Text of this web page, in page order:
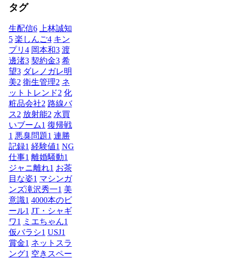
タグ
生配信6 上林誠知
5 楽しんご4 キン
プリ 4 岡本和3 渡
邊渚3 契約金3 希
望3 ダレノガレ明
美2 衛生管理2 ネ
ットトレンド2 化
粧品会社2 路線バ
ス2 放射能2 水買
いブーム1 復帰戦
1 悪臭問題1 連勝
記録1 経験値1 NG
仕事1 離婚騒動1
ジャニ離れ1 お茶
目な姿1 マシンガ
ンズ滝沢秀一1 美
意識1 4000本のビ
ール1 JT・シャギ
ワ1 ミエちゃん1
仮バラシ1 USJ1
賞金1 ネットスラ
ング1 空きスペー